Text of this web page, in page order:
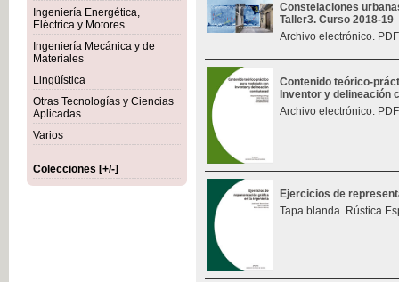
Ingeniería Energética,
Eléctrica y Motores
Ingeniería Mecánica y de
Materiales
Lingüística
Otras Tecnologías y Ciencias
Aplicadas
Varios
Colecciones [+/-]
Constelaciones
Taller3. Curso 2018-19
Archivo electrónico.
Contenido teórico-
Inventor y delineación
Archivo electrónico.
Ejercicios de
Tapa blanda. Rústica